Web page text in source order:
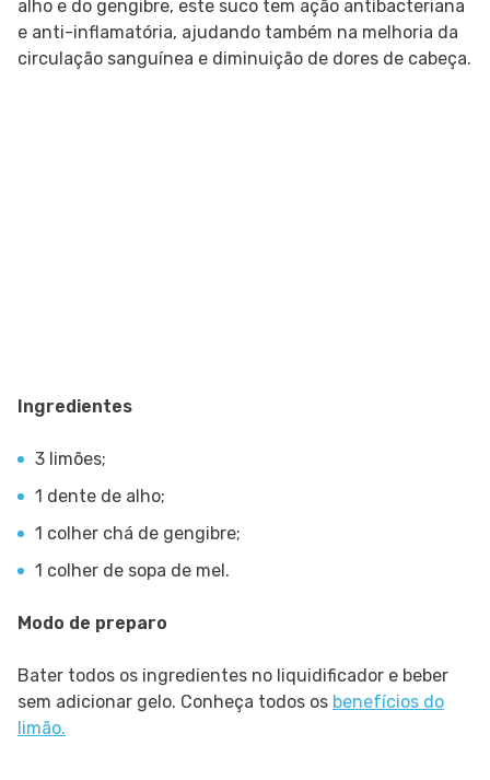
alho e do gengibre, este suco tem ação antibacteriana
e anti-inflamatória, ajudando também na melhoria da
circulação sanguínea e diminuição de dores de cabeça.
Ingredientes
3 limões;
1 dente de alho;
1 colher chá de gengibre;
1 colher de sopa de mel.
Modo de preparo
Bater todos os ingredientes no liquidificador e beber
sem adicionar gelo. Conheça todos os benefícios do
limão.